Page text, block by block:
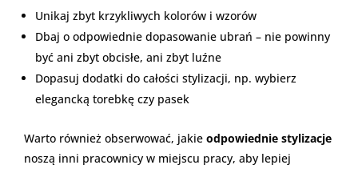
Unikaj zbyt krzykliwych kolorów i wzorów
Dbaj o odpowiednie dopasowanie ubrań – nie powinny
być ani zbyt obcisłe, ani zbyt luźne
Dopasuj dodatki do całości stylizacji, np. wybierz
elegancką torebkę czy pasek
Warto również obserwować, jakie odpowiednie stylizacje
noszą inni pracownicy w miejscu pracy, aby lepiej